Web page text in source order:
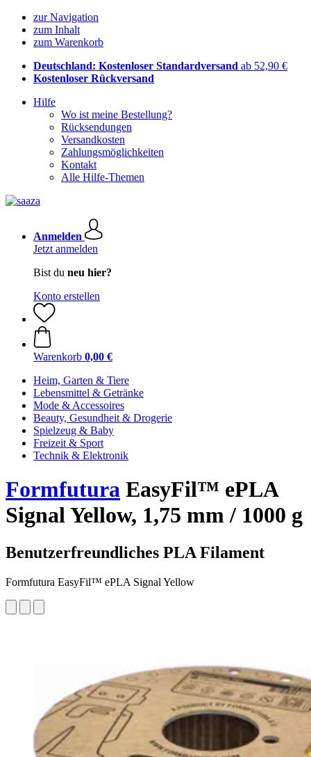
zur Navigation
zum Inhalt
zum Warenkorb
Deutschland: Kostenloser Standardversand ab 52,90 €
Kostenloser Rückversand
Hilfe
Wo ist meine Bestellung?
Rücksendungen
Versandkosten
Zahlungsmöglichkeiten
Kontakt
Alle Hilfe-Themen
Anmelden
Jetzt anmelden
Bist du neu hier?
Konto erstellen
Warenkorb 0,00 €
Heim, Garten & Tiere
Lebensmittel & Getränke
Mode & Accessoires
Beauty, Gesundheit & Drogerie
Spielzeug & Baby
Freizeit & Sport
Technik & Elektronik
Formfutura EasyFil™ ePLA
Signal Yellow, 1,75 mm / 1000 g
Benutzerfreundliches PLA Filament
Formfutura EasyFil™ ePLA Signal Yellow